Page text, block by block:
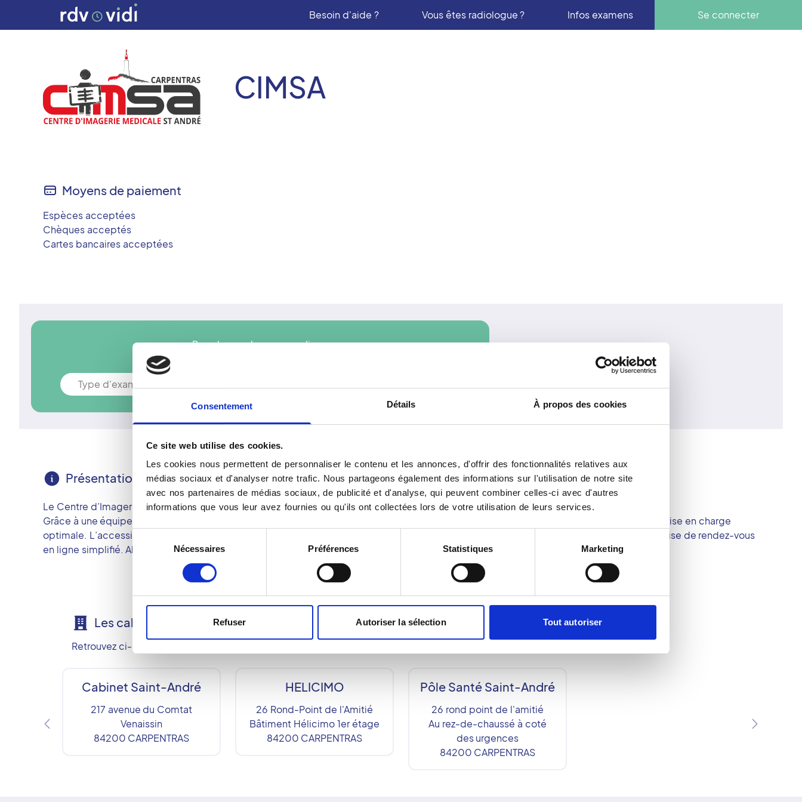
Consentement Détails À propos des cookies
Ce site web utilise des cookies.
Les cookies nous permettent de personnaliser le contenu et les annonces, d'offrir des fonctionnalités relatives aux
médias sociaux et d'analyser notre trafic. Nous partageons également des informations sur l'utilisation de notre site
avec nos partenaires de médias sociaux, de publicité et d'analyse, qui peuvent combiner celles-ci avec d'autres
informations que vous leur avez fournies ou qu'ils ont collectées lors de votre utilisation de leurs services.
du
consentement
Nécessaires Préférences Statistiques Marketing
Refuser Autoriser la sélection Tout autoriser
Besoin d'aide ? Vous êtes radiologue ? Infos examens Se connecter
CIMSA
Moyens de paiement
Espèces acceptées
Chèques acceptés
Cartes bancaires acceptées
Prendre rendez-vous en ligne
Type d'examen Rechercher
Présentation
Le Centre d’Imagerie Médicale Saint André dispose de trois sites différents pour vous acceuillir en fonction de l’examen.
Grâce à une équipe de professionnels qualifiés et des infrastructures modernes, chaque patient bénéficie d’un accueil attentif et d’une prise en charge
optimale. L’accessibilité et la fluidité du parcours de soins sont des priorités, avec des centres stratégiquement situés et un service de prise de rendez-vous
en ligne simplifié. Alliant technologie, rigueur et engagement humain, CIMSA place la qualité des soins au cœur de son action.
Les cabinets du groupe
Retrouvez ci-dessous nos 3 centres de radiologie :
Cabinet Saint-André
217 avenue du Comtat
Venaissin
84200 CARPENTRAS
HELICIMO
26 Rond-Point de l'Amitié
Bâtiment Hélicimo 1er étage
84200 CARPENTRAS
Pôle Santé Saint-André
26 rond point de l'amitié
Au rez-de-chaussé à coté
des urgences
84200 CARPENTRAS